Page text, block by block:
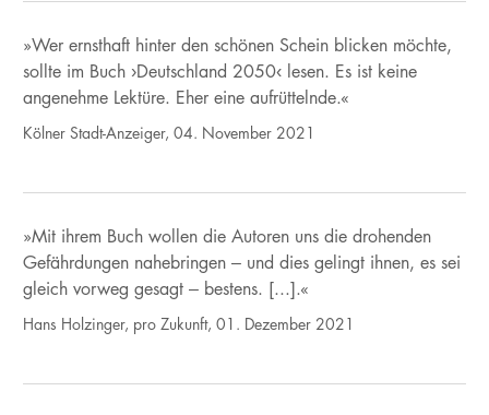
»Wer ernsthaft hinter den schönen Schein blicken möchte,
sollte im Buch ›Deutschland 2050‹ lesen. Es ist keine
angenehme Lektüre. Eher eine aufrüttelnde.«
Kölner Stadt-Anzeiger, 04. November 2021
»Mit ihrem Buch wollen die Autoren uns die drohenden
Gefährdungen nahebringen – und dies gelingt ihnen, es sei
gleich vorweg gesagt – bestens. [...].«
Hans Holzinger, pro Zukunft, 01. Dezember 2021